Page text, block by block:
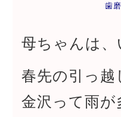
歯
母ちゃんは
春先の引っ
金沢って雨